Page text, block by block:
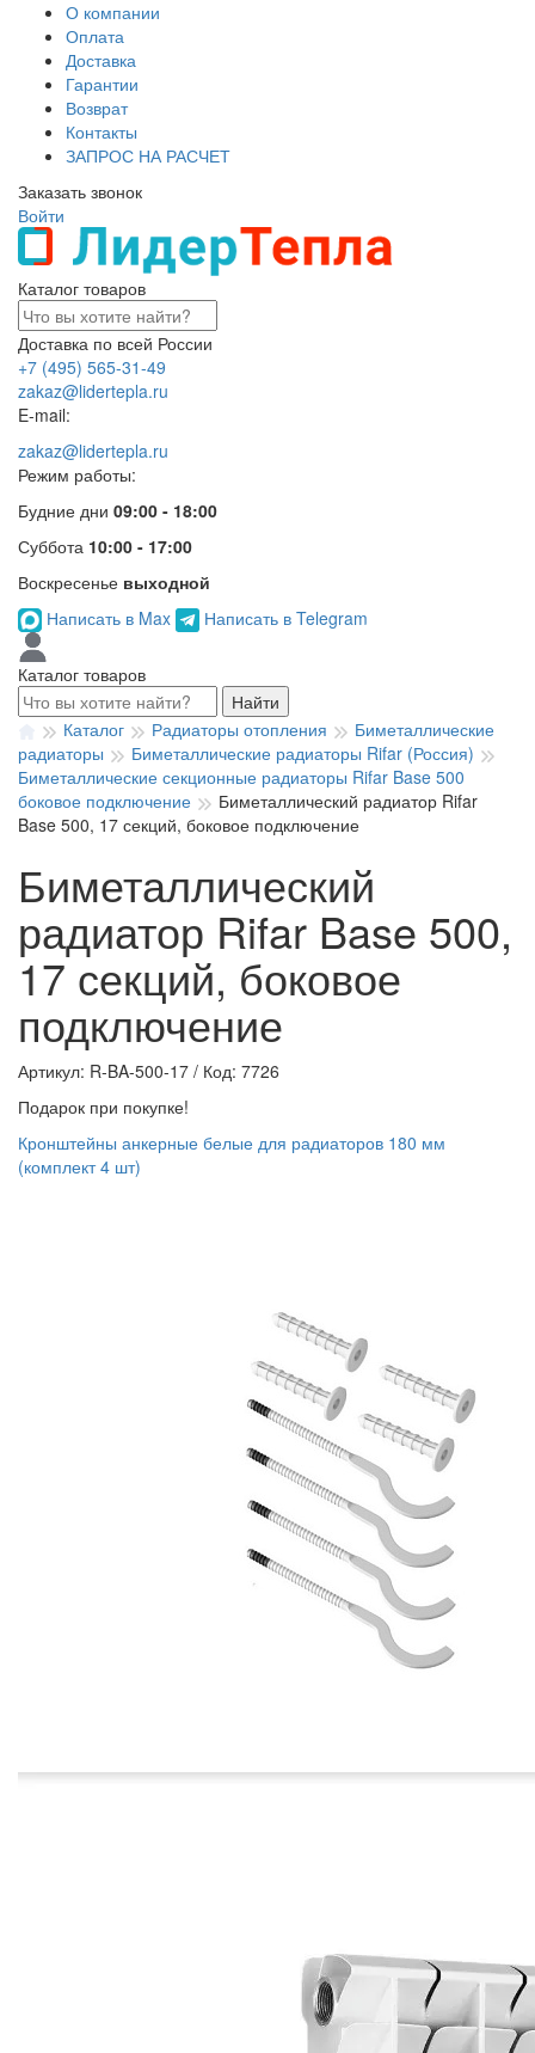
О компании
Оплата
Доставка
Гарантии
Возврат
Контакты
ЗАПРОС НА РАСЧЕТ
Заказать звонок
Войти
Каталог товаров
Доставка по всей России
+7 (495) 565-31-49
zakaz@lidertepla.ru
E-mail:
zakaz@lidertepla.ru
Режим работы:
Будние дни 09:00 - 18:00
Суббота 10:00 - 17:00
Воскресенье выходной
Написать в Max
Написать в Telegram
Каталог товаров
Найти
Каталог
Радиаторы отопления
Биметаллические
радиаторы
Биметаллические радиаторы Rifar (Россия)
Биметаллические секционные радиаторы Rifar Base 500
боковое подключение
Биметаллический радиатор Rifar
Base 500, 17 секций, боковое подключение
Биметаллический
радиатор Rifar Base 500,
17 секций, боковое
подключение
Артикул: R-BA-500-17 / Код: 7726
Подарок при покупке!
Кронштейны анкерные белые для радиаторов 180 мм
(комплект 4 шт)